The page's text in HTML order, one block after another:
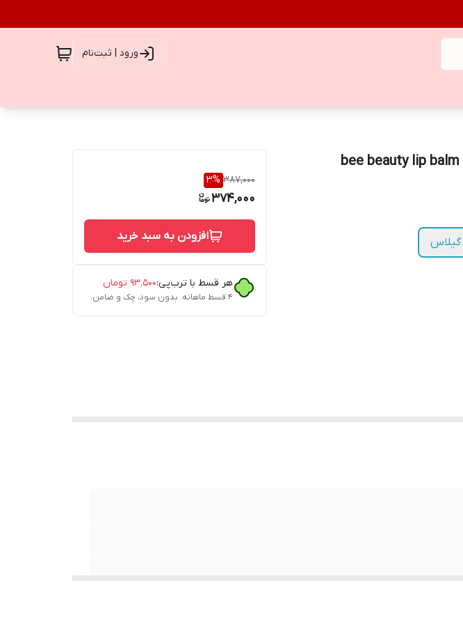
ورود | ثبت‌نام
گیلاس
387,000
3%
374,000
افزودن به سبد خرید
هر قسط با ترب‌پی:۹۳٬۵۰۰ تومان
۴ قسط ماهانه. بدون سود، چک و ضامن.